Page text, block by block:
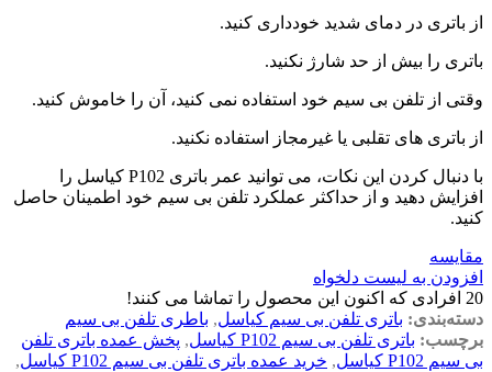
از باتری در دمای شدید خودداری کنید.
باتری را بیش از حد شارژ نکنید.
وقتی از تلفن بی سیم خود استفاده نمی کنید، آن را خاموش کنید.
از باتری های تقلبی یا غیرمجاز استفاده نکنید.
با دنبال کردن این نکات، می توانید عمر باتری P102 کیاسل را
افزایش دهید و از حداکثر عملکرد تلفن بی سیم خود اطمینان حاصل
کنید.
مقایسه
افزودن به لیست دلخواه
20 افرادی که اکنون این محصول را تماشا می کنند!
دسته‌بندی: باتری تلفن بی سیم کیاسل, باطری تلفن بی سیم
برچسب: باتری تلفن بی سیم P102 کیاسل , پخش عمده باتری تلفن
بی سیم P102 کیاسل
, خرید عمده باتری تلفن بی سیم P102 کیاسل ,